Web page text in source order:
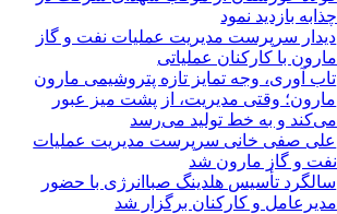
چذابه بازدید نمود
دیدار سرپرست مدیریت عملیات نفت و گاز
مارون با کارکنان عملیاتی
تاب آوری، وجه تمایز تازه پتروشیمی مارون
مارون؛ وقتی مدیریت، از پشت میز عبور
می‌کند و به خط تولید می‌رسد
علی صفی خانی سرپرست مدیریت عملیات
نفت و گاز مارون شد
سالگرد تأسیس هلدینگ صباانرژی با حضور
مدیرعامل و کارکنان برگزار شد